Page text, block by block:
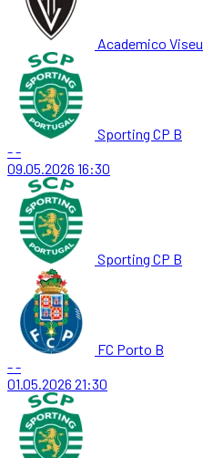
Academico Viseu
Sporting CP B
--
09.05.2026 16:30
Sporting CP B
FC Porto B
--
01.05.2026 21:30